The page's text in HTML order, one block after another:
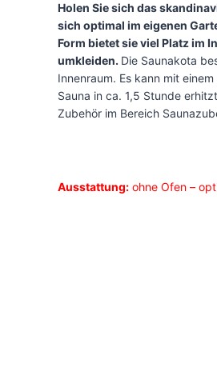
Holen Sie sich das
sich optimal im eigenen
Form bietet sie viel Platz im
umkleiden. Die Saunakota
Innenraum. Es kann mit
Sauna in ca. 1,5 Stunde
Zubehör im Bereich
Ausstattung:ohne Ofen –